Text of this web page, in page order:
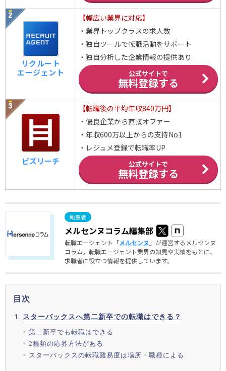
リクルート
エージェント
【幅広い業界に対応】
・業界トップクラスの求人数
・独自ツールで転職活動をサポート
・独自分析した企業情報の提供あり
公式サイトで
無料登録する
ビズリーチ
【転職後の平均年収840万円】
・優良企業から直接オファー
・年収600万以上からの支持No1
・レジュメ登録で転職率UP
公式サイトで
無料登録する
メルセンヌコラム編集部
転職エージェント「メルセンヌ 」が運営するメルセンヌ
コラム。転職エージェント業界の知見や実績をもとに、
求職者に役立つ情報を提供しています。
目次
スターバックスへ第二新卒での転職はできる？
第二新卒でも転職はできる
2種類の応募方法がある
スターバックスの転職難易度は場所・職種による